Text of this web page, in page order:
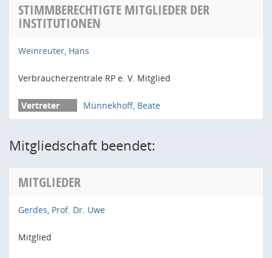
STIMMBERECHTIGTE MITGLIEDER DER
INSTITUTIONEN
Weinreuter, Hans
Verbraucherzentrale RP e. V. Mitglied
Münnekhoff, Beate
Mitgliedschaft beendet:
MITGLIEDER
Gerdes, Prof. Dr. Uwe
Mitglied